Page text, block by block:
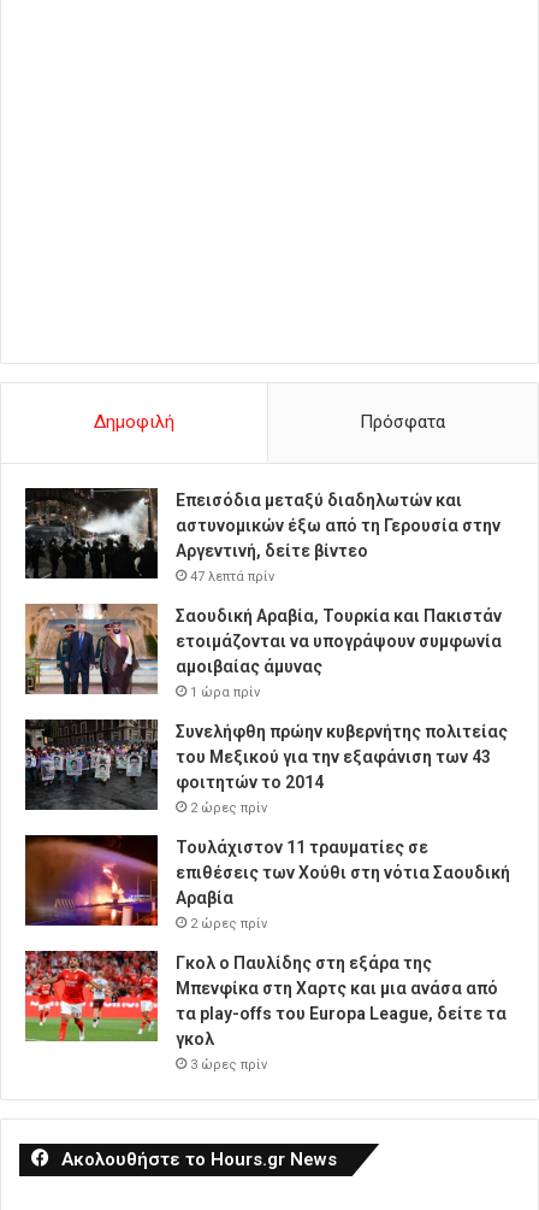
Δημοφιλή Πρόσφατα
Επεισόδια μεταξύ διαδηλωτών και
αστυνομικών έξω από τη Γερουσία στην
Αργεντινή, δείτε βίντεο
47 λεπτά πρίν
Σαουδική Αραβία, Τουρκία και Πακιστάν
ετοιμάζονται να υπογράψουν συμφωνία
αμοιβαίας άμυνας
1 ώρα πρίν
Συνελήφθη πρώην κυβερνήτης πολιτείας
του Μεξικού για την εξαφάνιση των 43
φοιτητών το 2014
2 ώρες πρίν
Τουλάχιστον 11 τραυματίες σε
επιθέσεις των Χούθι στη νότια Σαουδική
Αραβία
2 ώρες πρίν
Γκολ ο Παυλίδης στη εξάρα της
Μπενφίκα στη Χαρτς και μια ανάσα από
τα play-offs του Europa League, δείτε τα
γκολ
3 ώρες πρίν
Ακολουθήστε το Hours.gr News